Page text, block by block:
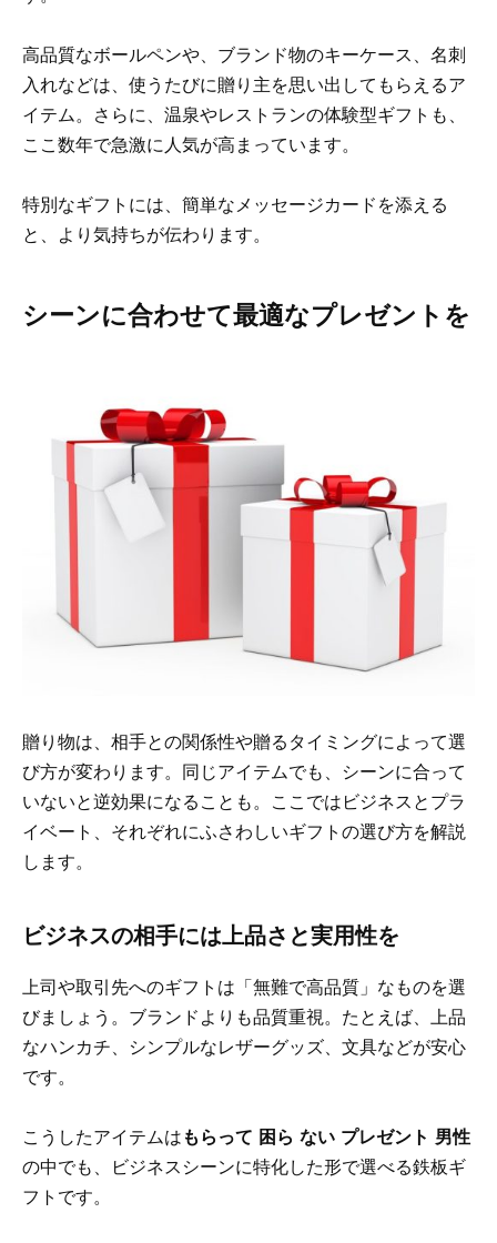
高品質なボールペンや、ブランド物のキーケース、名刺
入れなどは、使うたびに贈り主を思い出してもらえるア
イテム。さらに、温泉やレストランの体験型ギフトも、
ここ数年で急激に人気が高まっています。
特別なギフトには、簡単なメッセージカードを添える
と、より気持ちが伝わります。
シーンに合わせて最適なプレゼントを
贈り物は、相手との関係性や贈るタイミングによって選
び方が変わります。同じアイテムでも、シーンに合って
いないと逆効果になることも。ここではビジネスとプラ
イベート、それぞれにふさわしいギフトの選び方を解説
します。
ビジネスの相手には上品さと実用性を
上司や取引先へのギフトは「無難で高品質」なものを選
びましょう。ブランドよりも品質重視。たとえば、上品
なハンカチ、シンプルなレザーグッズ、文具などが安心
です。
こうしたアイテムは もらって 困ら ない プレゼント 男性
の中でも、ビジネスシーンに特化した形で選べる鉄板ギ
フトです。